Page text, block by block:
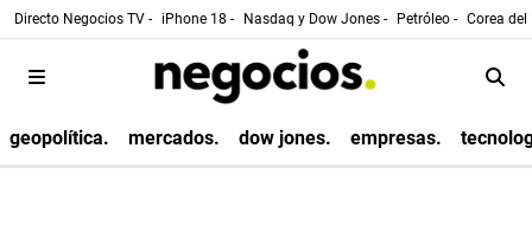
Directo Negocios TV - iPhone 18 - Nasdaq y Dow Jones - Petróleo - Corea
geopolítica. mercados. dow jones. empresas.